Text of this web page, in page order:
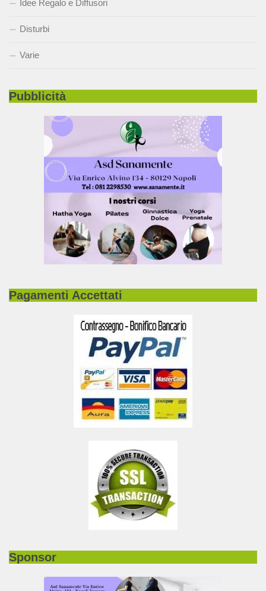
Idee Regalo e Diffusori
Disturbi
Varie
Pubblicità
Pagamenti Accettati
Sponsor